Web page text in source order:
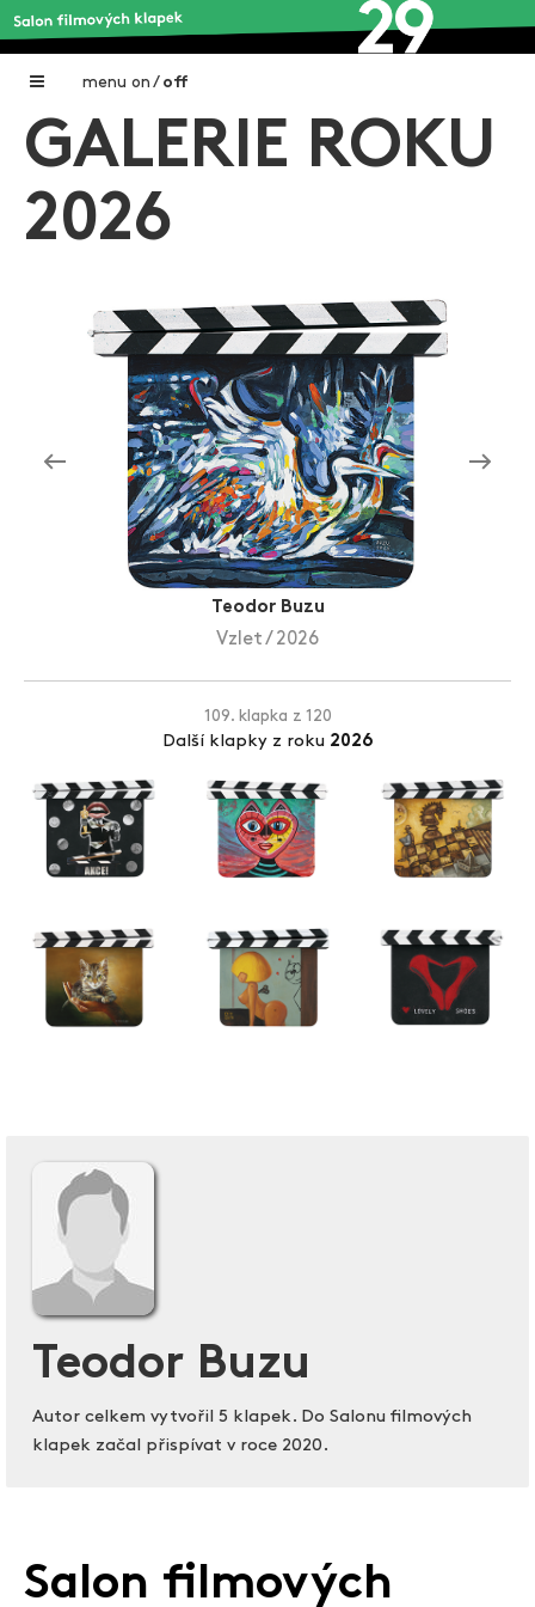
menu on / off
Home
Galerie filmových klapek
O projektu
Aktuální výstavy
Aukce filmových klapek
Aktuality
Zlín Film Festival
GALERIE ROKU
2026
Teodor Buzu
Vzlet / 2026
109. klapka z 120
Další klapky z roku 2026
Teodor Buzu
Autor celkem vytvořil 5 klapek. Do Salonu filmových
klapek začal přispívat v roce 2020.
Salon filmových